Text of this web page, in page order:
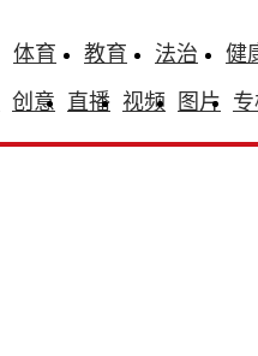
体育 教育 法治 健
创意 直播 视频 图片